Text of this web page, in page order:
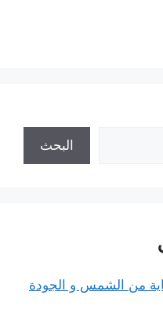
البحث
من الشمس و الجودة